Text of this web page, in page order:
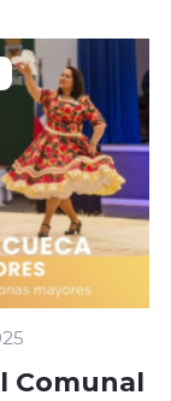
Comunal